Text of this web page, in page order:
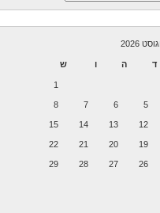
2026
ד ה ו ש
1
5
6
7
8
12
13
14
15
19
20
21
22
26
27
28
29